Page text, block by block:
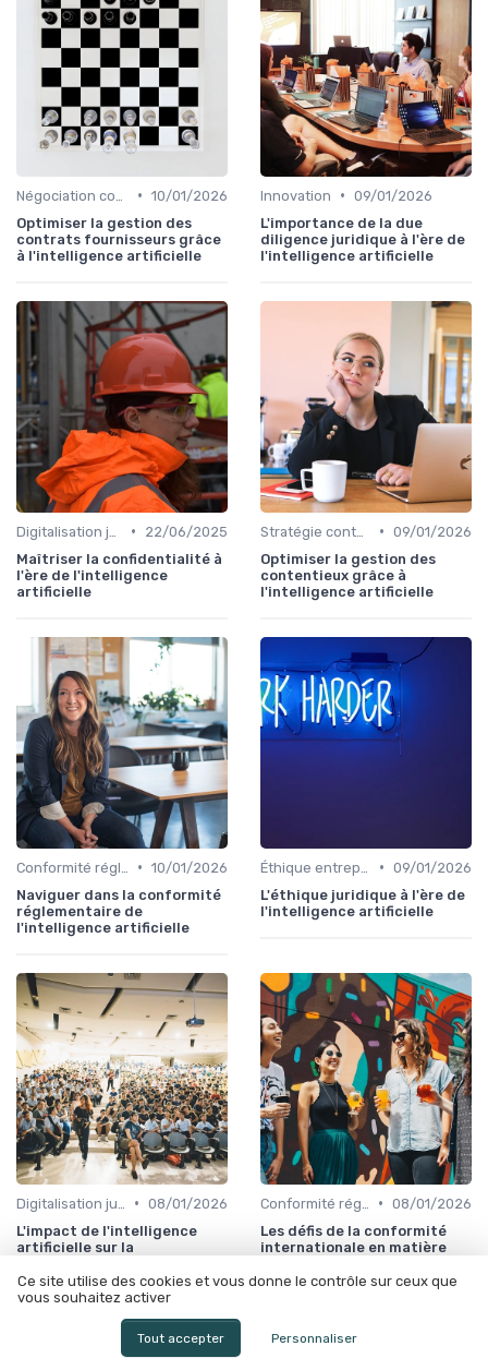
• 10/01/2026
Optimiser la gestion des
contrats fournisseurs grâce
à l'intelligence artificielle
Innovation • 09/01/2026
L'importance de la due
diligence juridique à l'ère de
l'intelligence artificielle
•
22/06/2025
Maîtriser la confidentialité à
l'ère de l'intelligence
artificielle
• 09/01/2026
Optimiser la gestion des
contentieux grâce à
l'intelligence artificielle
• 10/01/2026
Naviguer dans la conformité
réglementaire de
l'intelligence artificielle
• 09/01/2026
L'éthique juridique à l'ère de
l'intelligence artificielle
• 08/01/2026
L'impact de l'intelligence
artificielle sur la
juridiques
• 08/01/2026
Les défis de la conformité
internationale en matière
Ce site utilise des cookies et vous donne le contrôle sur ceux que
vous souhaitez activer
Tout accepter Personnaliser